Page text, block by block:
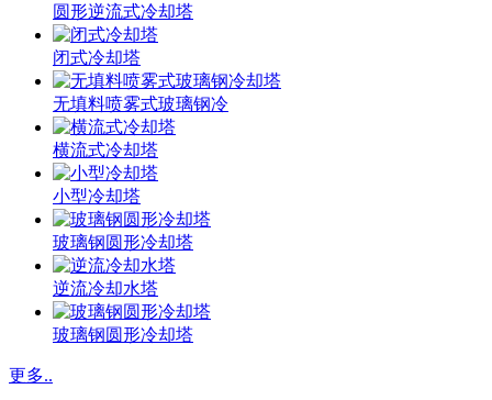
圆形逆流式冷却塔
闭式冷却塔
无填料喷雾式玻璃钢冷
横流式冷却塔
小型冷却塔
玻璃钢圆形冷却塔
逆流冷却水塔
玻璃钢圆形冷却塔
更多..